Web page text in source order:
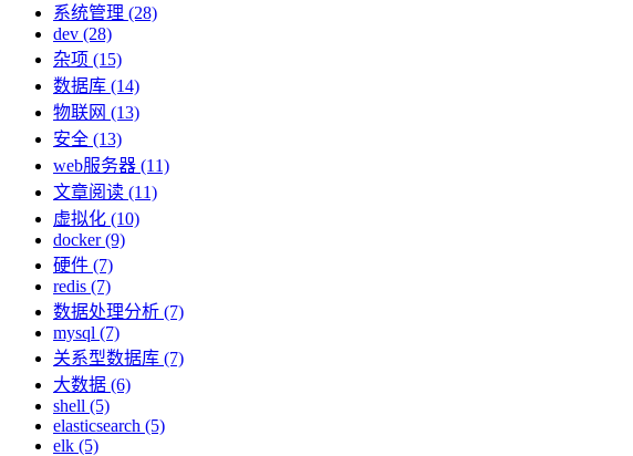
系统管理 (28)
dev (28)
杂项 (15)
数据库 (14)
物联网 (13)
安全 (13)
web服务器 (11)
文章阅读 (11)
虚拟化 (10)
docker (9)
硬件 (7)
redis (7)
数据处理分析 (7)
mysql (7)
关系型数据库 (7)
大数据 (6)
shell (5)
elasticsearch (5)
elk (5)